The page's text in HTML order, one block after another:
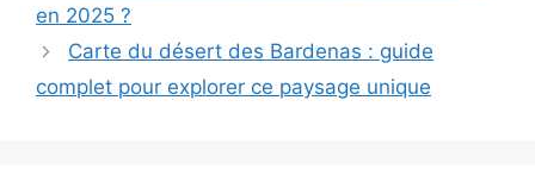
en 2025 ?
Carte du désert des Bardenas : guide
complet pour explorer ce paysage unique